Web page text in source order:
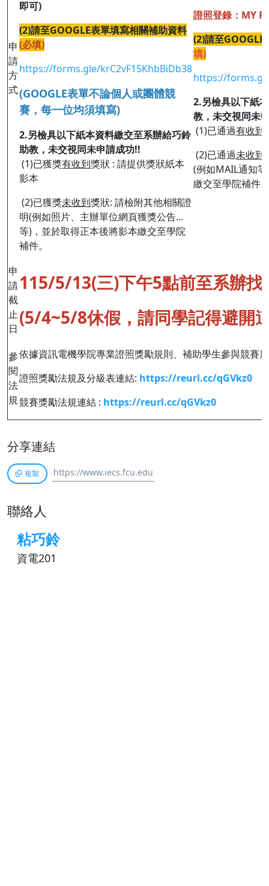
申
請
方
式
即可)
(2)請至GOOGLE表單填寫相關補助資料
(必填)
https://forms.gle/krC2vF15KhbBiDb38
(GOOGLE表單不論個人或團體競
賽，每一位均須填寫)
2.另檢具以下紙本資料繳交至系辦給巧鈴
助教，未交視同未申請成功!!
(1)已獲獎有收到獎狀 : 請提供獎狀紙本
影本
(2)已獲獎未收到獎狀: 請檢附其他相關證
明(例如照片、主辦單位網頁獲獎公告...
等)，並於取得正本後將影本繳交至學院
補件。
證照登錄：MY
(2)請至
填)
https://
2.另檢具以下紙
教，未交視同未
(1)已通過有收到
(2)已通過未收到
(例如MAIL通知
繳交至學院補件
申
請
截
止
日
115/5/13(三)下午5點前至系辦找
(5/4~5/8休假，請同學記得避開
參
閱
法
規
依據資訊電機學院專業證照獎勵規則、補助學生參與競賽
證照獎勵法規及分級表連結: https://reurl.cc/qGVkz0
競賽獎勵法規連結 : https://reurl.cc/qGVkz0
分享連結
複製
聯絡人
粘巧鈴
資電201